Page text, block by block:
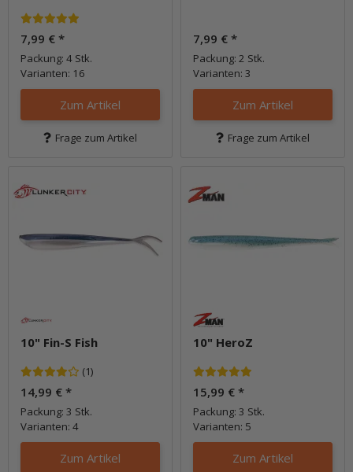
7,99 € *
Packung: 4 Stk.
Varianten: 16
Zum Artikel
Frage zum Artikel
7,99 € *
Packung: 2 Stk.
Varianten: 3
Zum Artikel
Frage zum Artikel
10" Fin-S Fish
(1)
14,99 € *
Packung: 3 Stk.
Varianten: 4
Zum Artikel
10" HeroZ
15,99 € *
Packung: 3 Stk.
Varianten: 5
Zum Artikel